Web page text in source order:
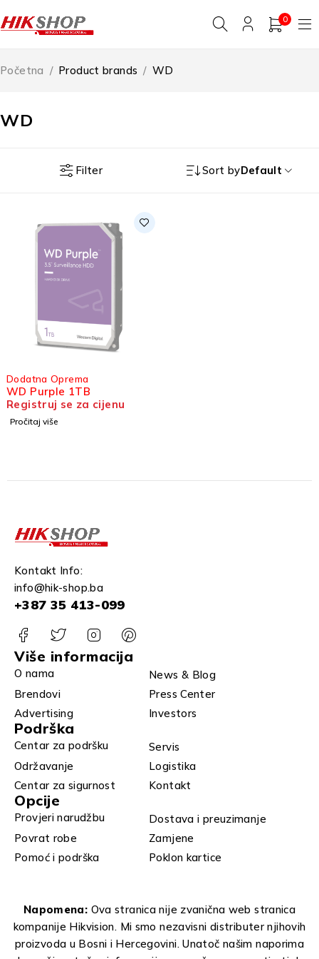
0
WD
Početna / Product brands / WD
Filter Sort byDefault
Dodatna Oprema
WD Purple 1TB
Registruj se za cijenu
Pročitaj više
Kontakt Info:
info@hik-shop.ba
+387 35 413-099
Više informacija
O nama
News & Blog
Brendovi
Press Center
Advertising
Investors
Podrška
Centar za podršku
Servis
Održavanje
Logistika
Centar za sigurnost
Kontakt
Opcije
Provjeri narudžbu
Dostava i preuzimanje
Povrat robe
Zamjene
Pomoć i podrška
Poklon kartice
Napomena: Ova stranica nije zvanična web stranica
kompanije Hikvision. Mi smo nezavisni distributer njihovih
proizvoda u Bosni i Hercegovini. Unatoč našim naporima